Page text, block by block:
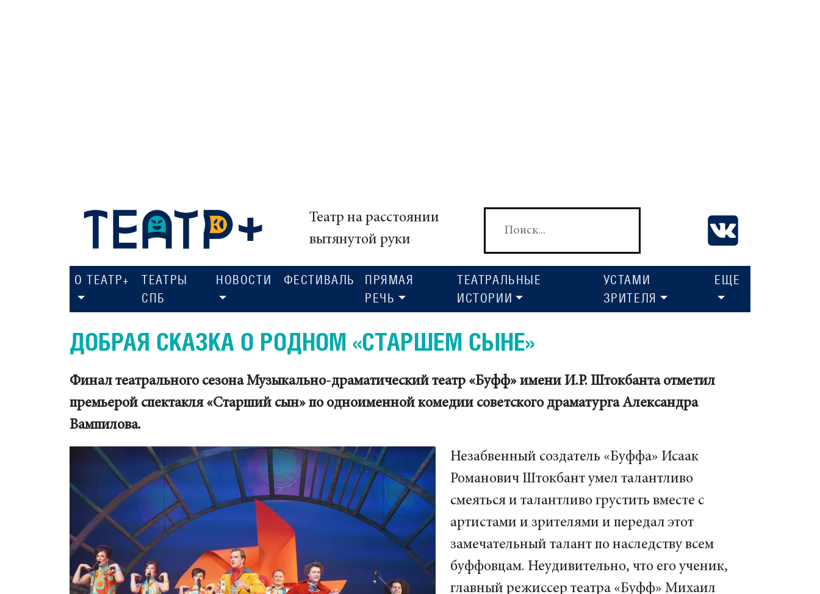
Театр на расстоянии
вытянутой руки
О ТЕАТР+
ТЕАТРЫ
СПБ
НОВОСТИ ФЕСТИВАЛЬ
ПРЯМАЯ
РЕЧЬ
ТЕАТРАЛЬНЫЕ
ИСТОРИИ
УСТАМИ
ЗРИТЕЛЯ
ЕЩЕ
ДОБРАЯ СКАЗКА О РОДНОМ «СТАРШЕМ СЫНЕ»
Финал театрального сезона Музыкально-драматический театр «Буфф» имени И.Р. Штокбанта отметил
премьерой спектакля «Старший сын» по одноименной комедии советского драматурга Александра
Вампилова.
Незабвенный создатель «Буффа» Исаак
Романович Штокбант умел талантливо
смеяться и талантливо грустить вместе с
артистами и зрителями и передал этот
замечательный талант по наследству всем
буффовцам. Неудивительно, что его ученик,
главный режиссер театра «Буфф» Михаил